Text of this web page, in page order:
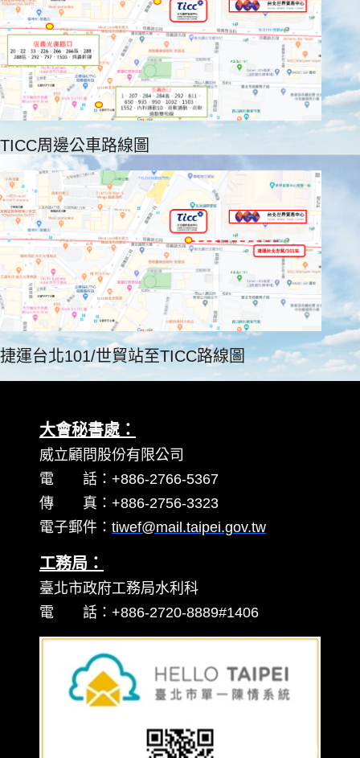
TICC周邊公車路線圖
捷運台北101/世貿站至TICC路線圖
大會秘書處：
威立顧問股份有限公司
電 話：+886-2766-5367
傳 真：+886-2756-3323
電子郵件： tiwef@mail.taipei.gov.tw
工務局：
臺北市政府工務局水利科
電 話：+886-2720-8889#1406